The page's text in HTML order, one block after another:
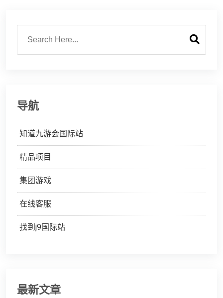
导航
知道九游会国际站
精品项目
集团游戏
在线客服
找到j9国际站
最新文章